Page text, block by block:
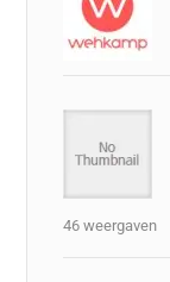
46 weergaven